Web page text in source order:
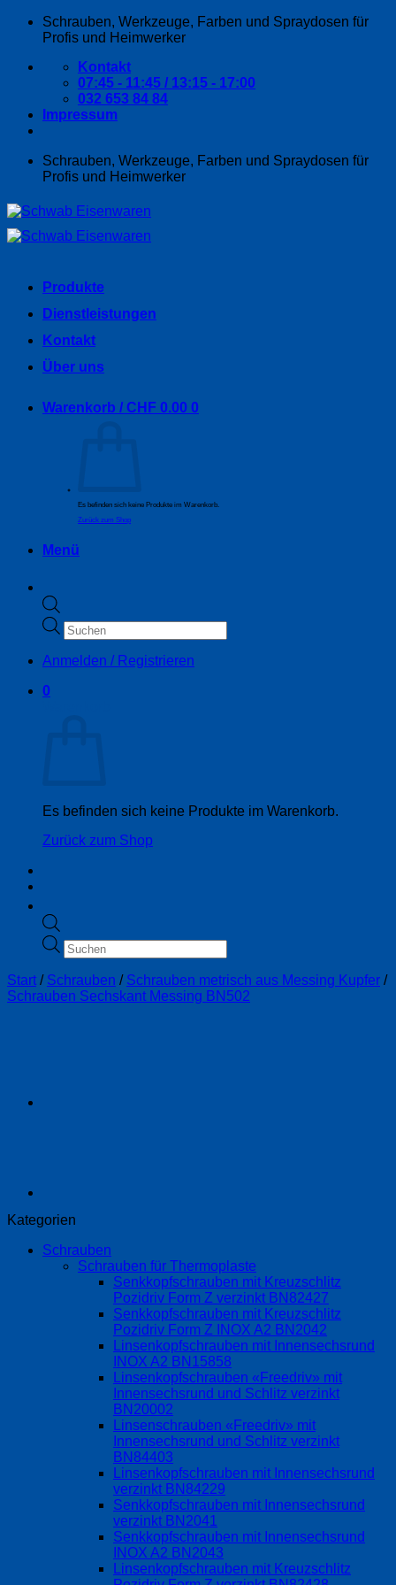
Zum
Schrauben, Werkzeuge, Farben und Spraydosen für
Profis und Heimwerker
Kontakt
07:45 - 11:45 / 13:15 - 17:00
032 653 84 84
Impressum
Schrauben, Werkzeuge, Farben und Spraydosen für
Profis und Heimwerker
Products
search
Anmelden / Registrieren
0
Es befinden sich keine Produkte im Warenkorb.
Zurück zum Shop
Produkte
Dienstleistungen
Kontakt
Über uns
Warenkorb / CHF 0.00 0
Es befinden sich keine Produkte im Warenkorb.
Zurück zum Shop
Menü
Products
search
Start / Schrauben / Schrauben metrisch aus Messing Kupfer /
Schrauben Sechskant Messing BN502
Kategorien
Schrauben
Schrauben für Thermoplaste
Senkkopfschrauben mit Kreuzschlitz
Pozidriv Form Z verzinkt BN82427
Senkkopfschrauben mit Kreuzschlitz
Pozidriv Form Z INOX A2 BN2042
Linsenkopfschrauben mit Innensechsrund
INOX A2 BN15858
Linsenkopfschrauben «Freedriv» mit
Innensechsrund und Schlitz verzinkt
BN20002
Linsenschrauben «Freedriv» mit
Innensechsrund und Schlitz verzinkt
BN84403
Linsenkopfschrauben mit Innensechsrund
verzinkt BN84229
Senkkopfschrauben mit Innensechsrund
verzinkt BN2041
Senkkopfschrauben mit Innensechsrund
INOX A2 BN2043
Linsenkopfschrauben mit Kreuzschlitz